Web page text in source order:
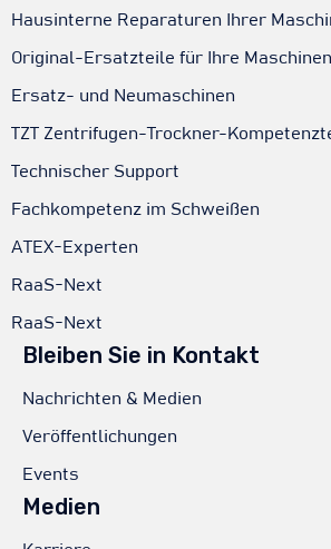
Hausinterne Reparaturen Ihrer
Original-Ersatzteile für Ihre Maschinen
Ersatz- und Neumaschinen
TZT Zentrifugen-Trockner-
Technischer Support
Fachkompetenz im Schweißen
ATEX-Experten
RaaS-Next
RaaS-Next
Bleiben Sie in Kontakt
Nachrichten & Medien
Veröffentlichungen
Events
Medien